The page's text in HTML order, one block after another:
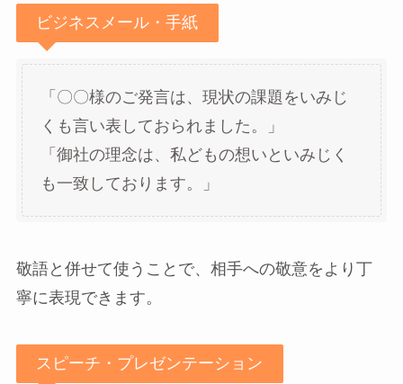
ビジネスメール・手紙
「〇〇様のご発言は、現状の課題をいみじ
くも言い表しておられました。」
「御社の理念は、私どもの想いといみじく
も一致しております。」
敬語と併せて使うことで、相手への敬意をより丁
寧に表現できます。
スピーチ・プレゼンテーション